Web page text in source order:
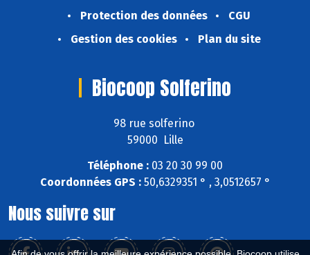
Protection des données
CGU
Gestion des cookies
Plan du site
Biocoop Solferino
98 rue solferino
59000 Lille
Téléphone : 03 20 30 99 00
Coordonnées GPS :50,6329351 ° , 3,0512657 °
Nous suivre sur